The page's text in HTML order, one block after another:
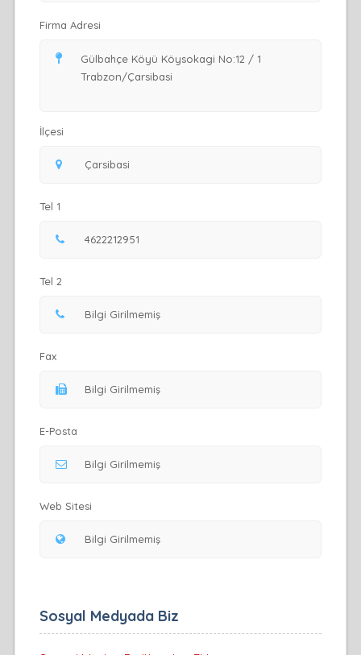
Firma Adresi
İlçesi
Tel 1
Tel 2
Fax
E-Posta
Web Sitesi
Sosyal Medyada Biz